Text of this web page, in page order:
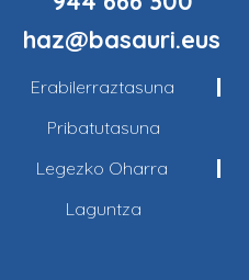
haz@basauri.eus
Erabilerraztasuna
Pribatutasuna
Legezko Oharra
Laguntza